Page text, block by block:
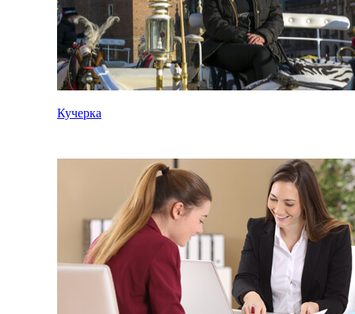
Кучерка